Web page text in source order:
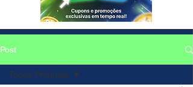
Post
Todos Produtos